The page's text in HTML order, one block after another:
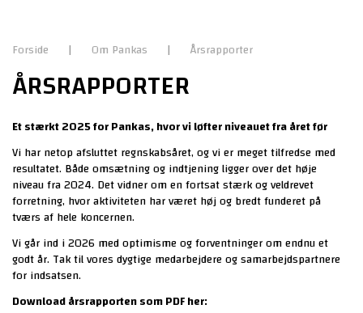
Forside | Om Pankas | Årsrapporter
ÅRSRAPPORTER
Et stærkt 2025 for Pankas, hvor vi løfter niveauet fra året før
Vi har netop afsluttet regnskabsåret, og vi er meget tilfredse med
resultatet. Både omsætning og indtjening ligger over det høje
niveau fra 2024. Det vidner om en fortsat stærk og veldrevet
forretning, hvor aktiviteten har været høj og bredt funderet på
tværs af hele koncernen.
Vi går ind i 2026 med optimisme og forventninger om endnu et
godt år. Tak til vores dygtige medarbejdere og samarbejdspartnere
for indsatsen.
Download årsrapporten som PDF her: